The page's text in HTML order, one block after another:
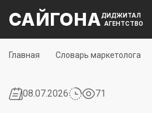
САЙГОНАДИДЖИТАЛ
АГЕНТСТВО
Главная Словарь маркетолога
08.07.2026 71